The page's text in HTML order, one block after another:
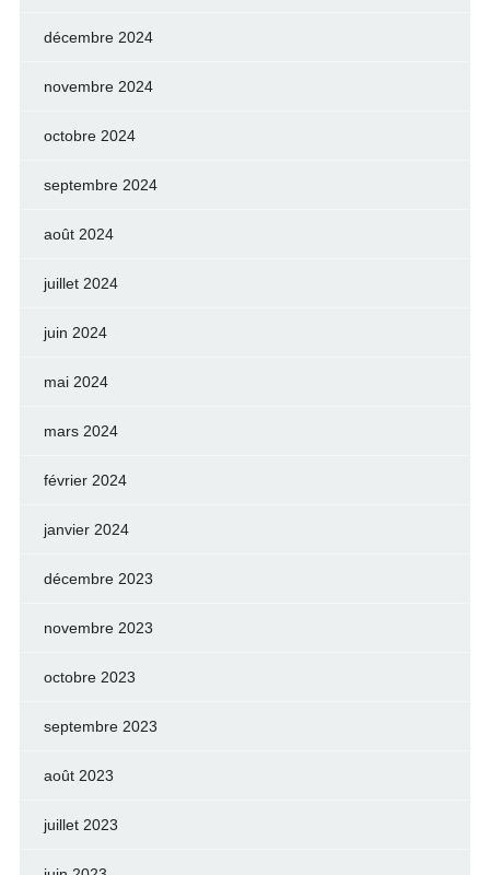
décembre 2024
novembre 2024
octobre 2024
septembre 2024
août 2024
juillet 2024
juin 2024
mai 2024
mars 2024
février 2024
janvier 2024
décembre 2023
novembre 2023
octobre 2023
septembre 2023
août 2023
juillet 2023